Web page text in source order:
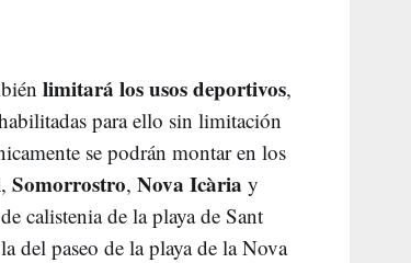
limitará los usos deportivos,
para ello sin limitación
se podrán montar en los
, Somorrostro, Nova Icària y
calistenia de la playa de Sant
del paseo de la playa de la Nova